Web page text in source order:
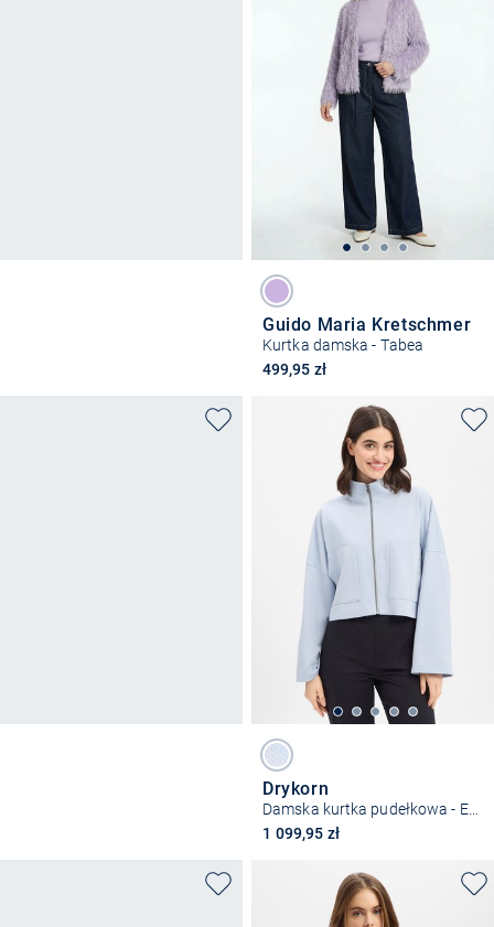
Guido Maria Kretschmer
Kurtka damska - Tabea
499,95 zł
Drykorn
Damska kurtka pudełkowa - Elstow
1 099,95 zł